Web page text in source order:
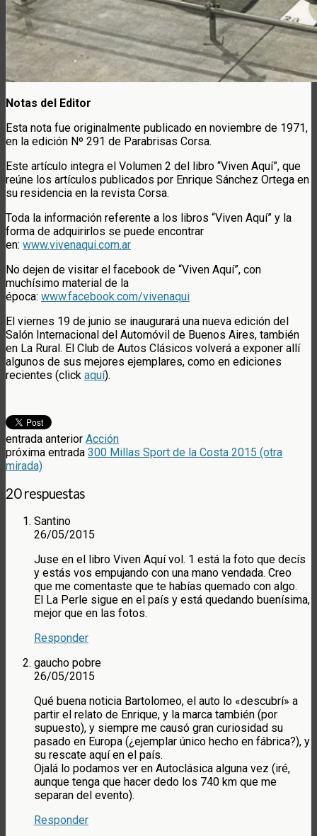
Notas del Editor
Esta nota fue originalmente publicado en noviembre de 1971,
en la edición Nº 291 de Parabrisas Corsa.
Este artículo integra el Volumen 2 del libro “Viven Aquí”, que
reúne los artículos publicados por Enrique Sánchez Ortega en
su residencia en la revista Corsa.
Toda la información referente a los libros “Viven Aquí” y la
forma de adquirirlos se puede encontrar
en: www.vivenaqui.com.ar
No dejen de visitar el facebook de “Viven Aquí”, con
muchísimo material de la
época: www.facebook.com/vivenaqui
El viernes 19 de junio se inaugurará una nueva edición del
Salón Internacional del Automóvil de Buenos Aires, también
en La Rural. El Club de Autos Clásicos volverá a exponer allí
algunos de sus mejores ejemplares, como en ediciones
recientes (click aquí).
entrada anterior Acción
próxima entrada 300 Millas Sport de la Costa 2015 (otra
mirada)
20 respuestas
Santino
26/05/2015
Juse en el libro Viven Aquí vol. 1 está la foto que decís
y estás vos empujando con una mano vendada. Creo
que me comentaste que te habías quemado con algo.
El La Perle sigue en el país y está quedando buenísima,
mejor que en las fotos.
Responder
gaucho pobre
26/05/2015
Qué buena noticia Bartolomeo, el auto lo «descubrí» a
partir el relato de Enrique, y la marca también (por
supuesto), y siempre me causó gran curiosidad su
pasado en Europa (¿ejemplar único hecho en fábrica?), y
su rescate aquí en el país.
Ojalá lo podamos ver en Autoclásica alguna vez (iré,
aunque tenga que hacer dedo los 740 km que me
separan del evento).
Responder